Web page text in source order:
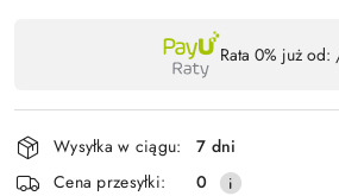
płatność
i
dostawa
Rata 0% już od:
Wysyłka w ciągu:
7 dni
Cena przesyłki:
0